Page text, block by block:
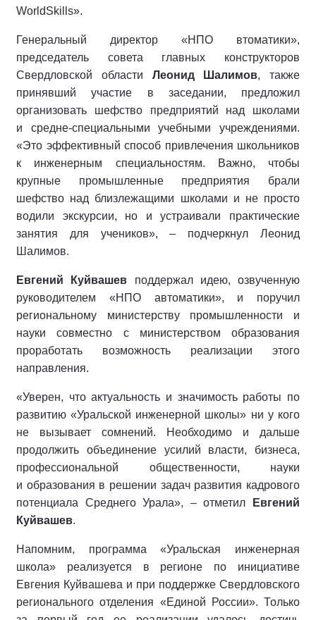
WorldSkills».
Генеральный директор «НПО втоматики»,
председатель совета главных конструкторов
Свердловской области Леонид Шалимов, также
принявший участие в заседании, предложил
организовать шефство предприятий над школами
и средне-специальными учебными учреждениями.
«Это эффективный способ привлечения школьников
к инженерным специальностям. Важно, чтобы
крупные промышленные предприятия брали
шефство над близлежащими школами и не просто
водили экскурсии, но и устраивали практические
занятия для учеников», – подчеркнул Леонид
Шалимов.
Евгений Куйвашев поддержал идею, озвученную
руководителем «НПО автоматики», и поручил
региональному министерству промышленности и
науки совместно с министерством образования
проработать возможность реализации этого
направления.
«Уверен, что актуальность и значимость работы по
развитию «Уральской инженерной школы» ни у кого
не вызывает сомнений. Необходимо и дальше
продолжить объединение усилий власти, бизнеса,
профессиональной общественности, науки
и образования в решении задач развития кадрового
потенциала Среднего Урала», – отметил
Евгений
Куйвашев.
Напомним, программа «Уральская инженерная
школа» реализуется в регионе по инициативе
Евгения Куйвашева и при поддержке Свердловского
регионального отделения «Единой России». Только